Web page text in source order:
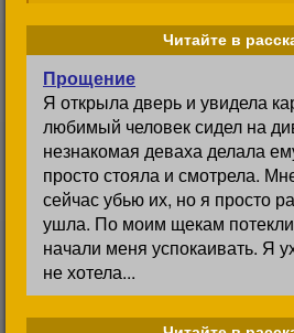
Читайте в
Прощение
Я открыла дверь и увидела
любимый человек сидел на
незнакомая деваха делала
просто стояла и смотрела.
сейчас убью их, но я просто
ушла. По моим щекам
начали меня успокаивать. Я
не хотела...